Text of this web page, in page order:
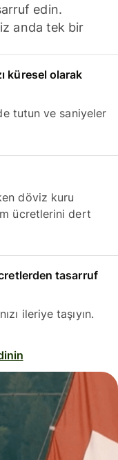
edin.
anda tek bir
küresel olarak
tutun ve saniyeler
döviz kuru
ücretlerini dert
tasarruf
ileriye taşıyın.